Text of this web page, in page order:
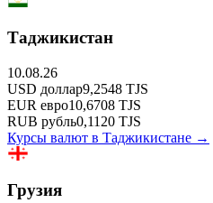
Таджикистан
10.08.26
USD доллар9,2548 TJS
EUR евро10,6708 TJS
RUB рубль0,1120 TJS
Курсы валют в Таджикистане →
Грузия